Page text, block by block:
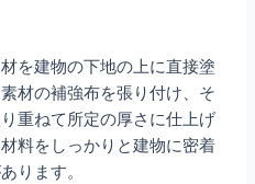
を建物の下地の上に直接塗
材の補強布を張り付け、そ
重ねて所定の厚さに仕上げ
料をしっかりと建物に密着
ります。